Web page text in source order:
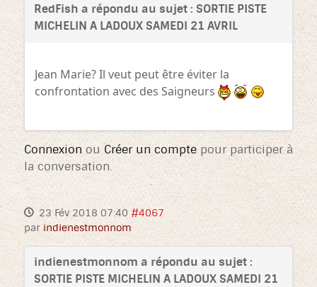
RedFish a répondu au sujet : SORTIE PISTE
MICHELIN A LADOUX SAMEDI 21 AVRIL
Jean Marie? Il veut peut être éviter la
confrontation avec des Saigneurs
Connexion ouCréer un comptepour participer à
la conversation.
23 Fév 2018 07:40 #4067
par indienestmonnom
indienestmonnom a répondu au sujet :
SORTIE PISTE MICHELIN A LADOUX SAMEDI 21